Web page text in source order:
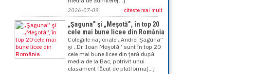
2026-07-09 citeste mai mult
„Şaguna” şi „Meşotă”, în top 20
cele mai bune licee din România
Colegiile naţionale „Andrei Şaguna”
şi „Dr. Ioan Meşotă” sunt în top 20
cele mai bune licee din ţară după
media de la Bac, potrivit unui
clasament făcut de platforma[...]